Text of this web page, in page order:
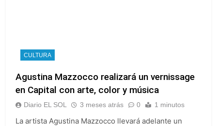
CULTURA
Agustina Mazzocco realizará un vernissage
en Capital con arte, color y música
Diario EL SOL 3 meses atrás 0 1 minutos
La artista Agustina Mazzocco llevará adelante un